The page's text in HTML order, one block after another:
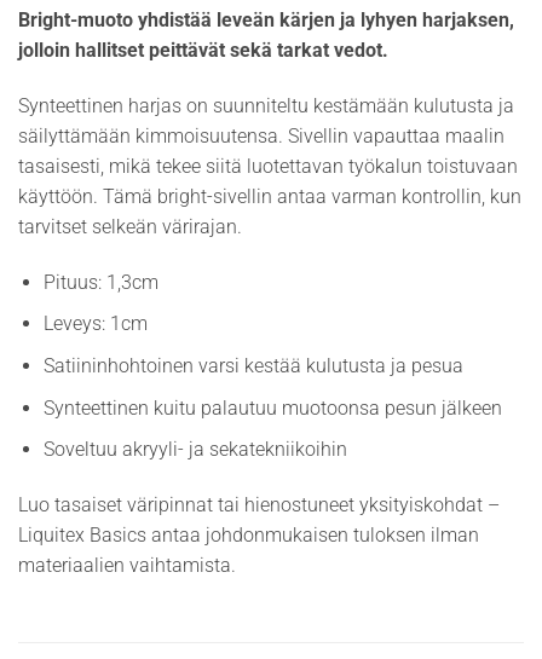
Bright-muoto yhdistää leveän kärjen ja lyhyen harjaksen,
jolloin hallitset peittävät sekä tarkat vedot.
Synteettinen harjas on suunniteltu kestämään kulutusta ja
säilyttämään kimmoisuutensa. Sivellin vapauttaa maalin
tasaisesti, mikä tekee siitä luotettavan työkalun toistuvaan
käyttöön. Tämä bright-sivellin antaa varman kontrollin, kun
tarvitset selkeän värirajan.
Pituus: 1,3cm
Leveys: 1cm
Satiininhohtoinen varsi kestää kulutusta ja pesua
Synteettinen kuitu palautuu muotoonsa pesun jälkeen
Soveltuu akryyli- ja sekatekniikoihin
Luo tasaiset väripinnat tai hienostuneet yksityiskohdat –
Liquitex Basics antaa johdonmukaisen tuloksen ilman
materiaalien vaihtamista.